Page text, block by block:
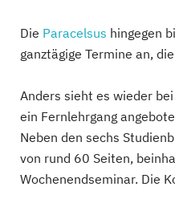
Die Paracelsus hingegen
ganztägige Termine an,
Anders sieht es wieder bei
ein Fernlehrgang
Neben den sechs
von rund 60 Seiten,
Wochenendseminar. Die